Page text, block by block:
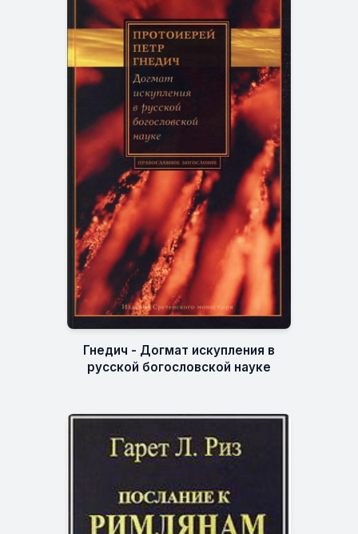
Гнедич - Догмат искупления в
русской богословской науке